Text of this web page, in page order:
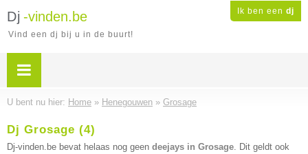
Ik ben een dj
Dj -vinden.be
Vind een dj bij u in de buurt!
U bent nu hier: Home » Henegouwen » Grosage
Dj Grosage (4)
Dj-vinden.be bevat helaas nog geen deejays in Grosage. Dit geldt ook